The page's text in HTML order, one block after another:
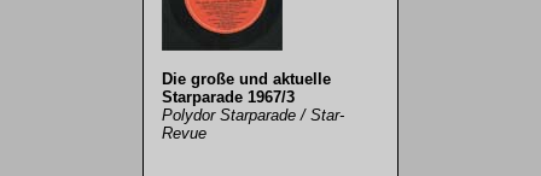
Die große und aktuelle
Starparade 1967/3
Polydor Starparade / Star-
Revue